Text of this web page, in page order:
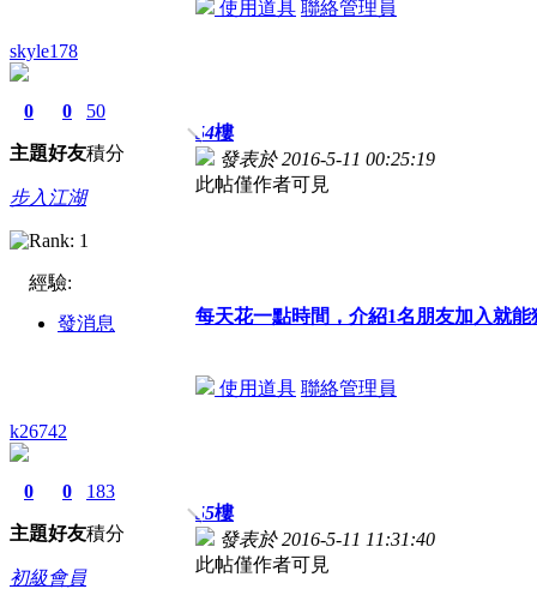
使用道具 聯絡管理員
skyle178
0
主題
0
好友
50
積分
步入江湖
經驗:
發消息
54樓
發表於 2016-5-11 00:25:19
此帖僅作者可見
每天花一點時間，介紹1名朋友加入就
使用道具 聯絡管理員
k26742
0
主題
0
好友
183
積分
初級會員
55樓
發表於 2016-5-11 11:31:40
此帖僅作者可見